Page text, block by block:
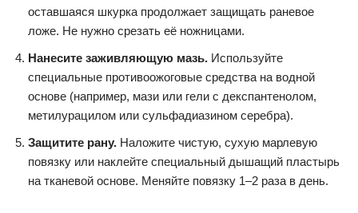
оставшаяся шкурка продолжает защищать раневое
ложе. Не нужно срезать её ножницами.
Нанесите заживляющую мазь. Используйте
специальные противоожоговые средства на водной
основе (например, мази или гели с декспантенолом,
метилурацилом или сульфадиазином серебра).
Защитите рану. Наложите чистую, сухую марлевую
повязку или наклейте специальный дышащий пластырь
на тканевой основе. Меняйте повязку 1–2 раза в день.